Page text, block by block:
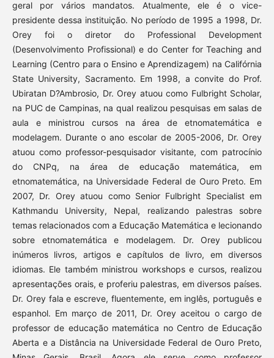
geral por vários mandatos. Atualmente, ele é o vice-
presidente dessa instituição. No período de 1995 a 1998, Dr.
Orey foi o diretor do Professional Development
(Desenvolvimento Profissional) e do Center for Teaching and
Learning (Centro para o Ensino e Aprendizagem) na Califórnia
State University, Sacramento. Em 1998, a convite do Prof.
Ubiratan D?Ambrosio, Dr. Orey atuou como Fulbright Scholar,
na PUC de Campinas, na qual realizou pesquisas em salas de
aula e ministrou cursos na área de etnomatemática e
modelagem. Durante o ano escolar de 2005-2006, Dr. Orey
atuou como professor-pesquisador visitante, com patrocínio
do CNPq, na área de educação matemática, em
etnomatemática, na Universidade Federal de Ouro Preto. Em
2007, Dr. Orey atuou como Senior Fulbright Specialist em
Kathmandu University, Nepal, realizando palestras sobre
temas relacionados com a Educação Matemática e lecionando
sobre etnomatemática e modelagem. Dr. Orey publicou
inúmeros livros, artigos e capítulos de livro, em diversos
idiomas. Ele também ministrou workshops e cursos, realizou
apresentações orais, e proferiu palestras, em diversos países.
Dr. Orey fala e escreve, fluentemente, em inglês, português e
espanhol. Em março de 2011, Dr. Orey aceitou o cargo de
professor de educação matemática no Centro de Educação
Aberta e a Distância na Universidade Federal de Ouro Preto,